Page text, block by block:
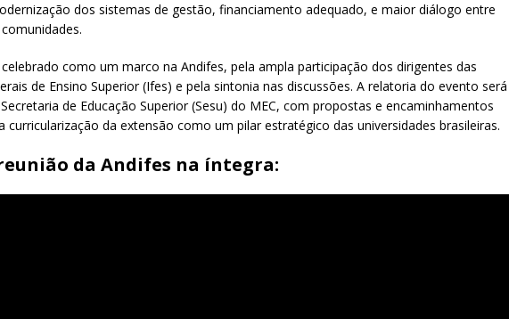
dos sistemas de gestão, financiamento adequado, e maior diálogo entre
como um marco na Andifes, pela ampla participação dos dirigentes das
de Ensino Superior (Ifes) e pela sintonia nas discussões. A relatoria do evento será
de Educação Superior (Sesu) do MEC, com propostas e encaminhamentos
curricularização da extensão como um pilar estratégico das universidades brasileiras.
da Andifes na íntegra: